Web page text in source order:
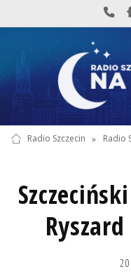
Radio Szczecin » Radio